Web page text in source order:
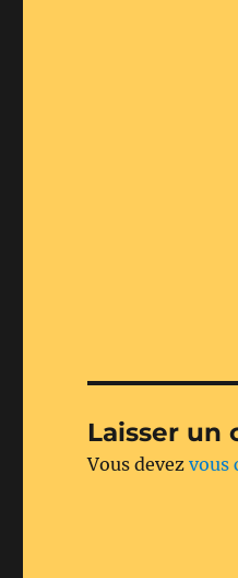
Laisser un
Vous devezvous